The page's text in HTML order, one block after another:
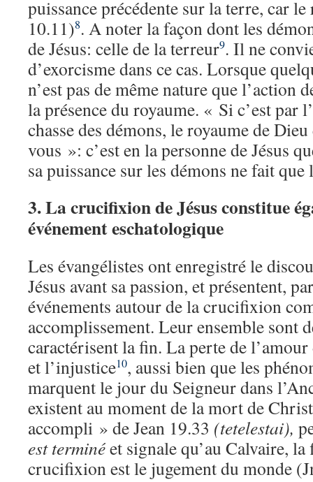
puissance précédente sur la terre, car
10.11)8. A noter la façon dont les
de Jésus: celle de la terreur9. Il ne
d’exorcisme dans ce cas. Lorsque
n’est pas de même nature que l’action
la présence du royaume. « Si c’est par
chasse des démons, le royaume de
vous »: c’est en la personne de Jésus
sa puissance sur les démons ne fait
3. La crucifixion de Jésus constitue
événement eschatologique
Les évangélistes ont enregistré le
Jésus avant sa passion, et présentent,
événements autour de la crucifixion
accomplissement. Leur ensemble sont
caractérisent la fin. La perte de
et l’injustice10, aussi bien que les
marquent le jour du Seigneur dans
existent au moment de la mort de Christ
accompli » de Jean 19.33 (tetelestai),
est terminéet signale qu’au Calvaire, la
crucifixion est le jugement du monde